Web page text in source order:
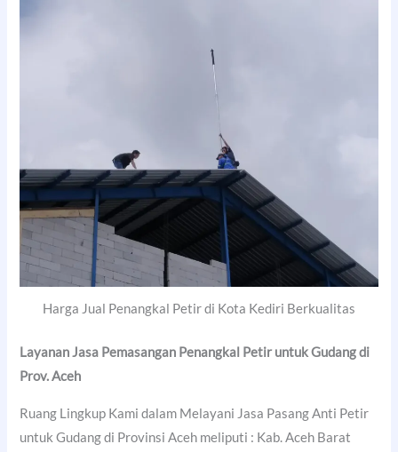
Harga Jual Penangkal Petir di Kota Kediri Berkualitas
Layanan Jasa Pemasangan Penangkal Petir untuk Gudang di
Prov. Aceh
Ruang Lingkup Kami dalam Melayani Jasa Pasang Anti Petir
untuk Gudang di Provinsi Aceh meliputi : Kab. Aceh Barat